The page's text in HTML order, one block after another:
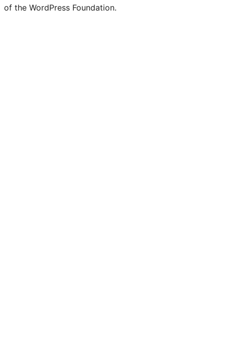
of the WordPress Foundation.